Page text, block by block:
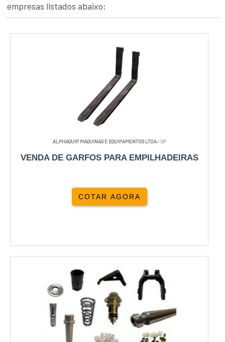
empresas listados abaixo:
ALPHAQUIP MAQUINAS E EQUIPAMENTOS LTDA/ SP
VENDA DE GARFOS PARA EMPILHADEIRAS
COTAR AGORA